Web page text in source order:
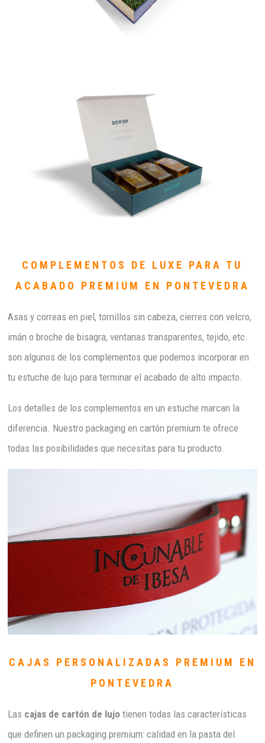
COMPLEMENTOS DE LUXE PARA TU
ACABADO PREMIUM EN PONTEVEDRA
Asas y correas en piel, tornillos sin cabeza, cierres con velcro,
imán o broche de bisagra, ventanas transparentes, tejido, etc.
son algunos de los complementos que podemos incorporar en
tu estuche de lujo para terminar el acabado de alto impacto.
Los detalles de los complementos en un estuche marcan la
diferencia. Nuestro packaging en cartón premium te ofrece
todas las posibilidades que necesitas para tu producto.
CAJAS PERSONALIZADAS PREMIUM EN
PONTEVEDRA
Las cajas de cartón de lujo tienen todas las características
que definen un packaging premium: calidad en la pasta del